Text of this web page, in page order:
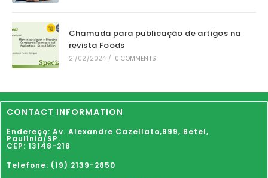
Chamada para publicação de artigos na
revista Foods
21/02/2024 / 0 COMMENTS
CONTACT INFORMATION
Endereço: Av. Alexandre Cazellato,999, Betel,
Paulínia/SP.
CEP: 13148-218
Telefone: (19) 2139-2850